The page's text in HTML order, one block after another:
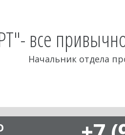
все
Начальник отдела